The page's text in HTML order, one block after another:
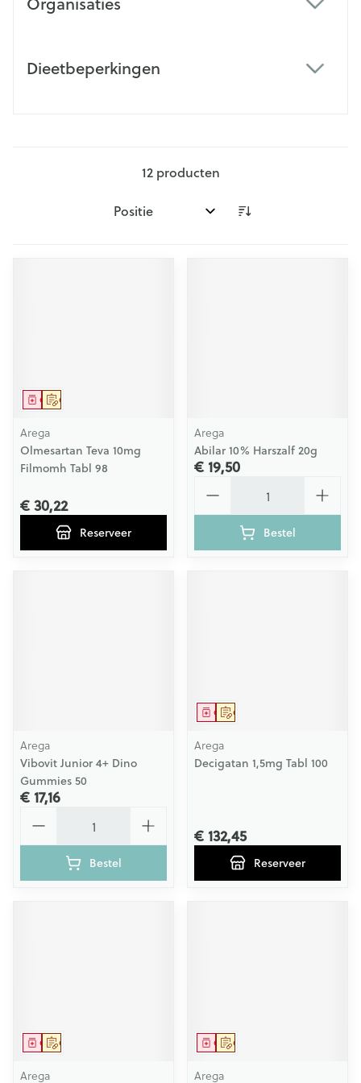
Dieetbeperkingen
12producten
Sorteer op:
Op voorschrift
Geneesmiddel
Arega
Olmesartan Teva 10mg
Filmomh Tabl 98
€ 30,22
Reserveer
Arega
Abilar 10% Harszalf 20g
€ 19,50
Bestel
Arega
Vibovit Junior 4+ Dino
Gummies 50
€ 17,16
Bestel
Op voorschrift
Geneesmiddel
Arega
Decigatan 1,5mg Tabl 100
€ 132,45
Reserveer
Op voorschrift
Geneesmiddel
Arega
Op voorschrift
Geneesmiddel
Arega